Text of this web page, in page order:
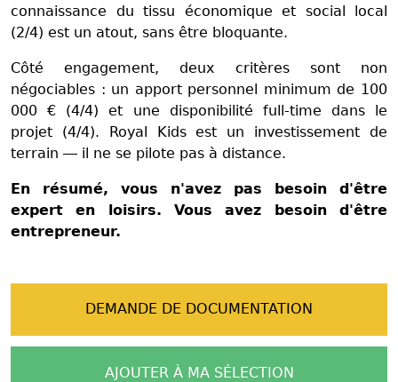
connaissance du tissu économique et social local
(2/4) est un atout, sans être bloquante.
Côté engagement, deux critères sont non
négociables : un apport personnel minimum de 100
000 € (4/4) et une disponibilité full-time dans le
projet (4/4). Royal Kids est un investissement de
terrain — il ne se pilote pas à distance.
En résumé, vous n'avez pas besoin d'être
expert en loisirs. Vous avez besoin d'être
entrepreneur.
DEMANDE DE DOCUMENTATION
AJOUTER À MA SÉLECTION